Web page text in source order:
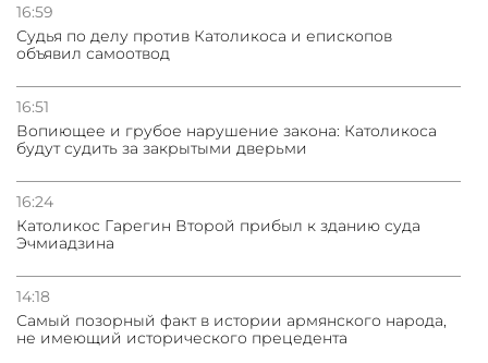
16:59
Судья по делу против Католикоса и епископов
объявил самоотвод
16:51
Вопиющее и грубое нарушение закона: Католикоса
будут судить за закрытыми дверьми
16:24
Католикос Гарегин Второй прибыл к зданию суда
Эчмиадзина
14:18
Самый позорный факт в истории армянского народа,
не имеющий исторического прецедента